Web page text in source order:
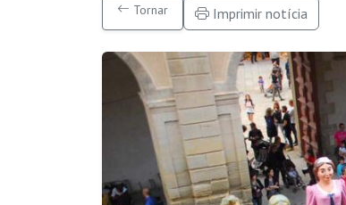
Tornar Imprimir notícia